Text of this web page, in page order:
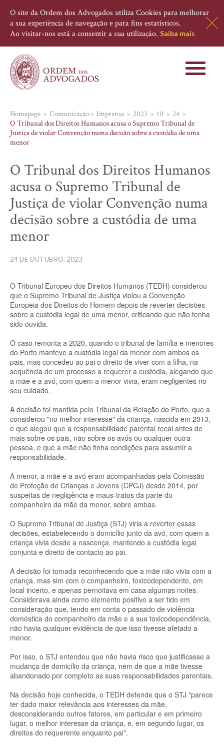
O site da Ordem dos Advogados utiliza Cookies para melhorar
a sua experiência de navegação e para fins estatísticos.
Ao visitar-nos está a consentir a sua utilização. Saiba mais
Toggle
Homepage Comunicação Imprensa 2023 10
24
O Tribunal dos Direitos Humanos acusa o Supremo Tribunal de
Justiça de violar Convenção numa decisão sobre a custódia de uma
menor
O Tribunal dos Direitos Humanos
acusa o Supremo Tribunal de
Justiça de violar Convenção numa
decisão sobre a custódia de uma
menor
24 DE OUTUBRO, 2023
O Tribunal Europeu dos Direitos Humanos (TEDH) considerou
que o Supremo Tribunal de Justiça violou a Convenção
Europeia dos Direitos do Homem depois de reverter decisões
sobre a custódia legal de uma menor, criticando que não tenha
sido ouvida.
O caso remonta a 2020, quando o tribunal de família e menores
do Porto manteve a custódia legal da menor com ambos os
pais, mas concedeu ao pai o direito de viver com a filha, na
sequência de um processo a requerer a custódia, alegando que
a mãe e a avó, com quem a menor vivia, eram negligentes no
seu cuidado.
A decisão foi mantida pelo Tribunal da Relação do Porto, que a
considerou "no melhor interesse" da criança, nascida em 2013,
e que alegou que a responsabilidade parental recai antes de
mais sobre os pais, não sobre os avós ou qualquer outra
pessoa, e que a mãe não tinha condições para assumir a
responsabilidade.
A menor, a mãe e a avó eram acompanhadas pela Comissão
de Proteção de Crianças e Jovens (CPCJ) desde 2014, por
suspeitas de negligência e maus-tratos da parte do
companheiro da mãe da menor, sobre ambas.
O Supremo Tribunal de Justiça (STJ) viria a reverter essas
decisões, estabelecendo o domicílio junto da avó, com quem a
criança vivia desde a nascença, mantendo a custódia legal
conjunta e direito de contacto ao pai.
A decisão foi tomada reconhecendo que a mãe não vivia com a
criança, mas sim com o companheiro, toxicodependente, em
local incerto, e apenas pernoitava em casa algumas noites.
Considerava ainda como elemento positivo a ser tido em
consideração que, tendo em conta o passado de violência
doméstica do companheiro da mãe e a sua toxicodependência,
não havia qualquer evidência de que isso tivesse afetado a
menor.
Por isso, o STJ entendeu que não havia risco que justificasse a
mudança de domicílio da criança, nem de que a mãe tivesse
abandonado por completo as suas responsabilidades parentais.
Na decisão hoje conhecida, o TEDH defende que o STJ "parece
ter dado maior relevância aos interesses da mãe,
desconsiderando outros fatores, em particular e em primeiro
lugar, o melhor interesse da criança, e, em segundo lugar, os
direitos do requerente enquanto pai".